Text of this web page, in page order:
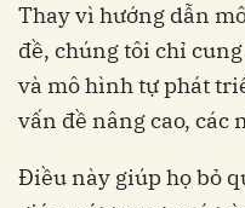
Thay vì hướng dẫn
đề, chúng tôi chỉ
và mô hình tự phát
vấn đề nâng cao, các
Điều này giúp họ bỏ